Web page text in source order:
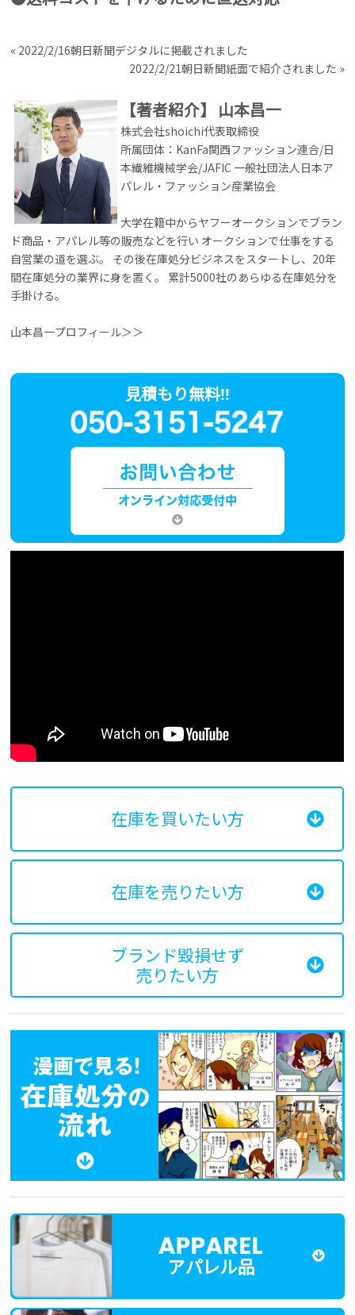
« 2022/2/16朝日新聞デジタルに掲載されました
2022/2/21朝日新聞紙面で紹介されました »
【著者紹介】 山本昌一
株式会社shoichi代表取締役
所属団体：KanFa関西ファッション連合/日
本繊維機械学会/JAFIC 一般社団法人日本ア
パレル・ファッション産業協会
大学在籍中からヤフーオークションでブラン
ド商品・アパレル等の販売などを行い オークションで仕事をする
自営業の道を選ぶ。 その後在庫処分ビジネスをスタートし、20年
間在庫処分の業界に身を置く。 累計5000社のあらゆる在庫処分を
手掛ける。
山本昌一プロフィール＞＞
見積もり無料!!
在庫を買いたい方
在庫を売りたい方
ブランド毀損せず
売りたい方
アパレル品